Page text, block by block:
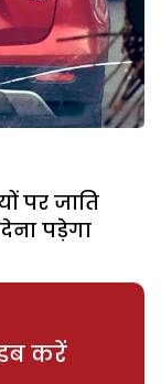
पर जाति
पड़ेगा
करें